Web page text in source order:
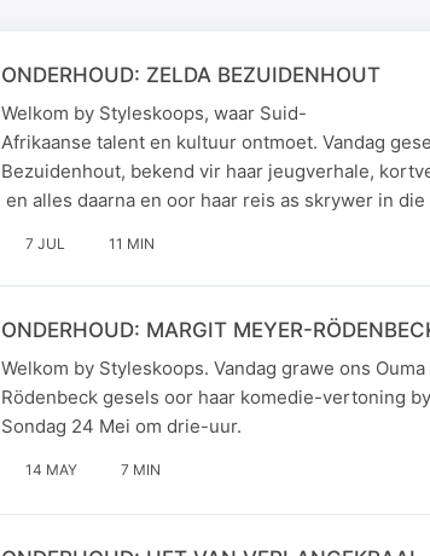
ONDERHOUD: ZELDA BEZUIDENHOUT
Welkom by Styleskoops, waar Suid-
Afrikaanse talent en kultuur ontmoet. Vandag
Bezuidenhout, bekend vir haar jeugverhale,
en alles daarna en oor haar reis as skrywer in
7 JUL 11 MIN
ONDERHOUD: MARGIT MEYER-
Welkom by Styleskoops. Vandag grawe ons
Rödenbeck gesels oor haar komedie-vertoning
Sondag 24 Mei om drie-uur.
14 MAY 7 MIN